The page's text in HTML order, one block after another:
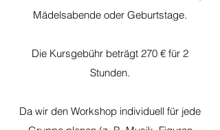
Mädelsabende oder Geburtstage.
Die Kursgebühr beträgt 270 € für 2
Stunden.
Da wir den Workshop individuell für jede